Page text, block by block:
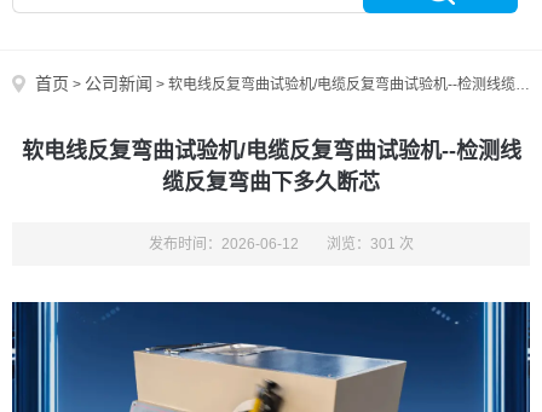
首页 > 公司新闻 > 软电线反复弯曲试验机/电缆反复弯曲试验机--检测线缆反复弯曲下多久断芯
软电线反复弯曲试验机/电缆反复弯曲试验机--检测线
缆反复弯曲下多久断芯
发布时间：2026-06-12 浏览：301 次